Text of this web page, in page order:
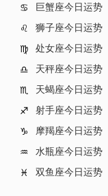
♋
巨蟹座今日运势
♌
狮子座今日运势
♍
处女座今日运势
♎
天秤座今日运势
♏
天蝎座今日运势
♐
射手座今日运势
♑
摩羯座今日运势
♒
水瓶座今日运势
♓
双鱼座今日运势